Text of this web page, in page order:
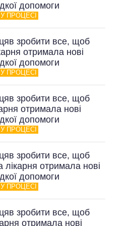
У ПРОЦЕСІ
ВСІ ОБІЦЯНКИ
ОБІЦЯНКИ
допомоги
У ПРОЦЕСІ
зробити все, щоб
отримала нові
допомоги
У ПРОЦЕСІ
зробити все, щоб
отримала нові
допомоги
У ПРОЦЕСІ
зробити все, щоб
лікарня отримала нові
допомоги
У ПРОЦЕСІ
зробити все, щоб
отримала нові